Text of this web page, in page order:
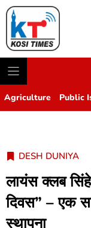
Agriculture Public
DESH DUNIYA
लायंस क्लब
दिवस” – एक
स्थापना